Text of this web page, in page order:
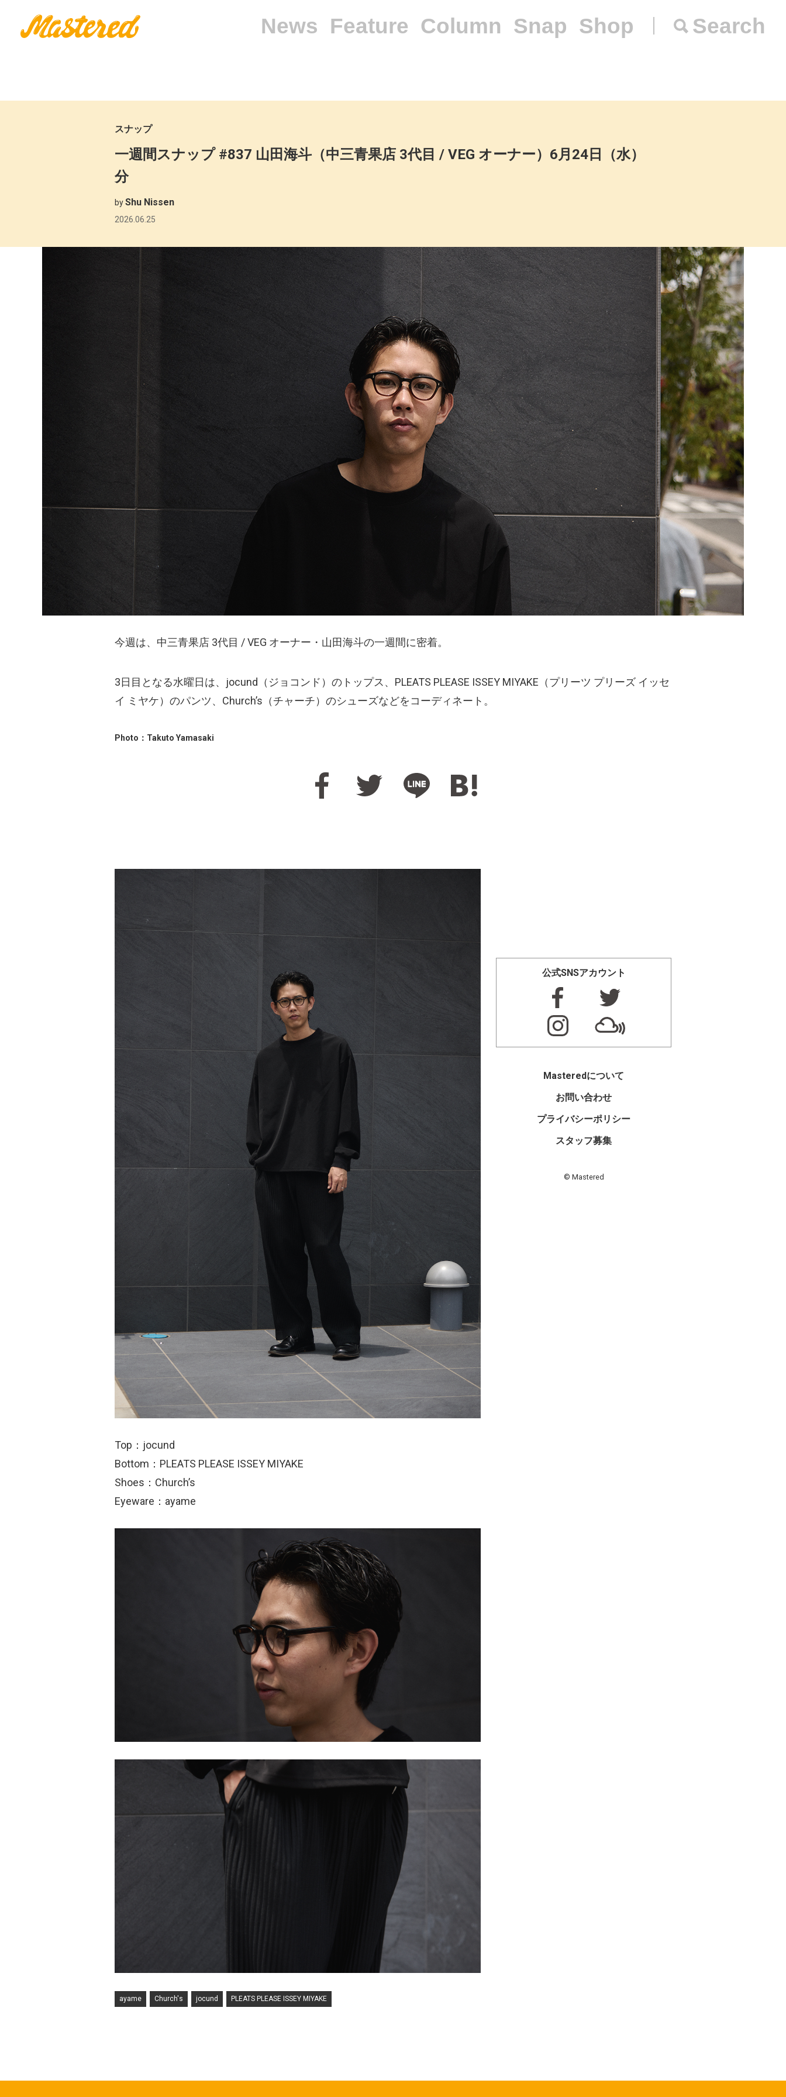
News Feature Column Snap Shop Search
スナップ
一週間スナップ #837 山田海斗（中三青果店 3代目 / VEG オーナー）6月24日（水）
分
byShu Nissen
2026.06.25
今週は、中三青果店 3代目 / VEG オーナー・山田海斗の一週間に密着。
3日目となる水曜日は、jocund（ジョコンド）のトップス、PLEATS PLEASE ISSEY MIYAKE（プリーツ プリーズ イッセ
イ ミヤケ）のパンツ、Church’s（チャーチ）のシューズなどをコーディネート。
Photo：Takuto Yamasaki
Top：jocund
Bottom：PLEATS PLEASE ISSEY MIYAKE
Shoes：Church’s
Eyeware：ayame
ayame Church's jocund PLEATS PLEASE ISSEY MIYAKE
公式SNSアカウント
Masteredについて
お問い合わせ
プライバシーポリシー
スタッフ募集
© Mastered